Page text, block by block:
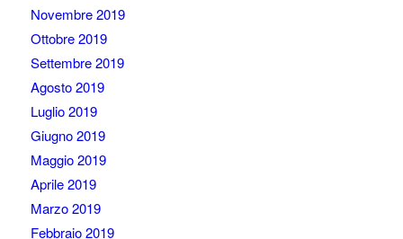
Novembre 2019
Ottobre 2019
Settembre 2019
Agosto 2019
Luglio 2019
Giugno 2019
Maggio 2019
Aprile 2019
Marzo 2019
Febbraio 2019